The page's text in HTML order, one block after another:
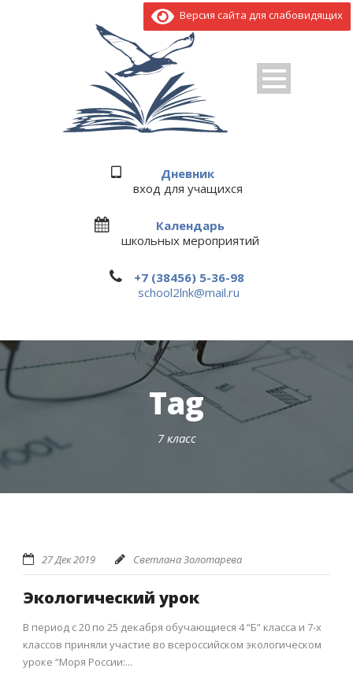
Дневник
вход для учащихся
Календарь
школьных мероприятий
+7 (38456) 5-36-98
school2lnk@mail.ru
Tag
7 класс
27 Дек 2019 Светлана Золотарева
Экологический урок
В период с 20 по 25 декабря обучающиеся 4 “Б” класса и 7-х
классов приняли участие во всероссийском экологическом
уроке “Моря России:...
Версия сайта для слабовидящих